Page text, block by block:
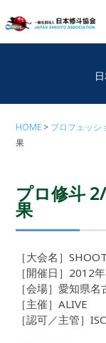
HOME プロフェッシ
果
プロ修斗
果
［大会名］
［開催日］2012
［会場］愛知県
［主催］ALIVE
［認可／主管］ISC